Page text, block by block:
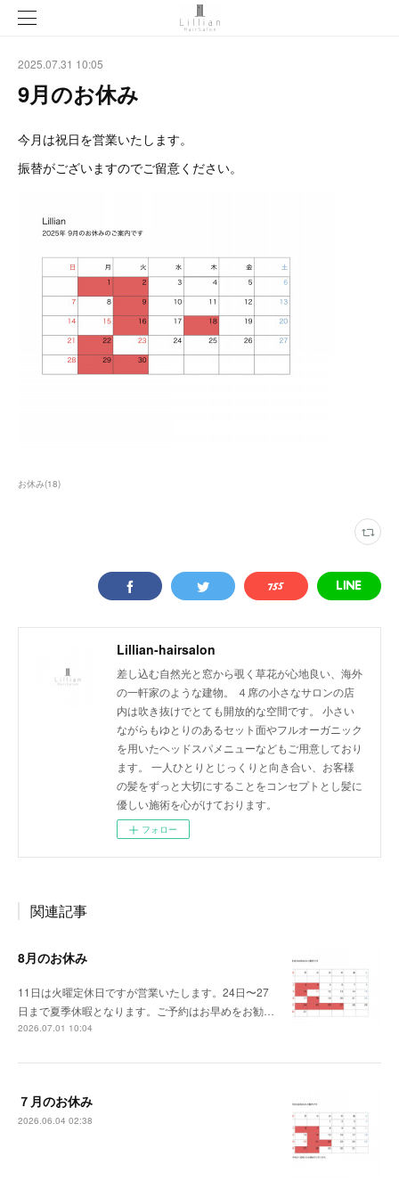
2025.07.31 10:05
9月のお休み
今月は祝日を営業いたします。
振替がございますのでご留意ください。
お休み(18)
Lillian-hairsalon
差し込む自然光と窓から覗く草花が心地良い、海外
の一軒家のような建物。 ４席の小さなサロンの店
内は吹き抜けでとても開放的な空間です。 小さい
ながらもゆとりのあるセット面やフルオーガニック
を用いたヘッドスパメニューなどもご用意しており
ます。 一人ひとりとじっくりと向き合い、お客様
の髪をずっと大切にすることをコンセプトとし髪に
優しい施術を心がけております。
フォロー
関連記事
8月のお休み
11日は火曜定休日ですが営業いたします。24日〜27
日まで夏季休暇となります。ご予約はお早めをお勧…
2026.07.01 10:04
７月のお休み
2026.06.04 02:38